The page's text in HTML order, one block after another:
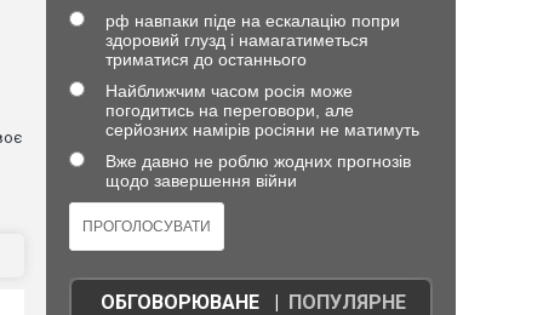
рф навпаки піде на ескалацію попри
здоровий глузд і намагатиметься
триматися до останнього
Найближчим часом росія може
погодитись на переговори, але
серйозних намірів росіяни не матимуть
Вже давно не роблю жодних прогнозів
щодо завершення війни
ОБГОВОРЮВАНЕ| ПОПУЛЯРНЕ